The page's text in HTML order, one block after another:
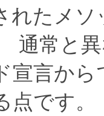
れたメ
通常と
宣言か
です。